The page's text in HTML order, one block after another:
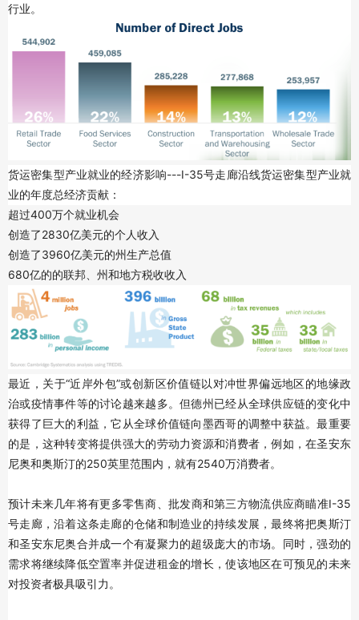
行业。
货运密集型产业就业的经济影响---I-35号走廊沿线货运密集型产业就
业的年度总经济贡献：
超过400万个就业机会
创造了2830亿美元的个人收入
创造了3960亿美元的州生产总值
680亿的的联邦、州和地方税收收入
最近，关于“近岸外包”或创新区价值链以对冲世界偏远地区的地缘政
治或疫情事件等的讨论越来越多。但德州已经从全球供应链的变化中
获得了巨大的利益，它从全球价值链向墨西哥的调整中获益。最重要
的是，这种转变将提供强大的劳动力资源和消费者，例如，在圣安东
尼奥和奥斯汀的250英里范围内，就有2540万消费者。
预计未来几年将有更多零售商、批发商和第三方物流供应商瞄准I-35
号走廊，沿着这条走廊的仓储和制造业的持续发展，最终将把奥斯汀
和圣安东尼奥合并成一个有凝聚力的超级庞大的市场。同时，强劲的
需求将继续降低空置率并促进租金的增长，使该地区在可预见的未来
对投资者极具吸引力。